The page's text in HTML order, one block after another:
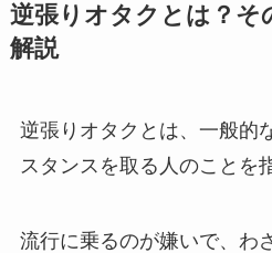
逆張りオタクとは？そ
解説
逆張りオタクとは、一般的
スタンスを取る人のことを
流行に乗るのが嫌いで、わ